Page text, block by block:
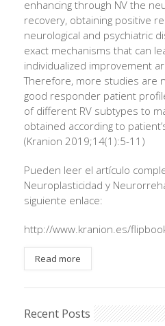
enhancing through NV the
recovery, obtaining positive
neurological and psychiatric
exact mechanisms that can
individualized improvement
Therefore, more studies are
good responder patient
of different RV subtypes to
obtained according to
(Kranion 2019;14(1):5-11)
Pueden leer el artículo
Neuroplasticidad y
siguiente enlace:
http://www.kranion.es/
Read more
Recent Posts